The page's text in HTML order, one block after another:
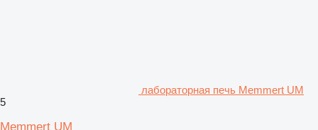
лабораторная печь Memmert UM
5
Memmert UM